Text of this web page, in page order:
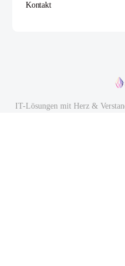
Kontakt
IT-Lösungen mit Herz &